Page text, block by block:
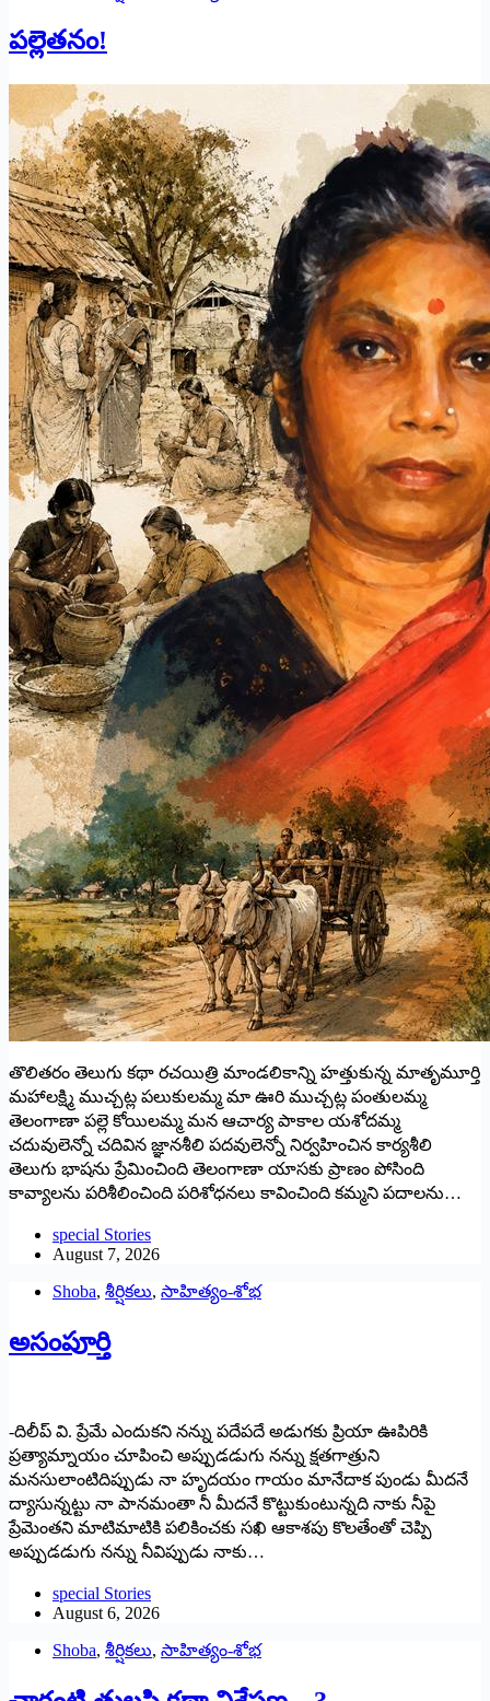
పల్లెతనం!
తొలితరం తెలుగు కథా రచయిత్రి మాండలికాన్ని హత్తుకున్న మాతృమూర్తి
మహాలక్ష్మి ముచ్చట్ల పలుకులమ్మ మా ఊరి ముచ్చట్ల పంతులమ్మ
తెలంగాణా పల్లె కోయిలమ్మ మన ఆచార్య పాకాల యశోదమ్మ
చదువులెన్నో చదివిన జ్ఞానశీలి పదవులెన్నో నిర్వహించిన కార్యశీలి
తెలుగు భాషను ప్రేమించింది తెలంగాణా యాసకు ప్రాణం పోసింది
కావ్యాలను పరిశీలించింది పరిశోధనలు కావించింది కమ్మని పదాలను…
special Stories
August 7, 2026
Shoba, శీర్షికలు, సాహిత్యం-శోభ
అసంపూర్తి
-దిలీప్ వి. ప్రేమే ఎందుకని నన్ను పదేపదే అడుగకు ప్రియా ఊపిరికి
ప్రత్యామ్నాయం చూపించి అప్పుడడుగు నన్ను క్షతగాత్రుని
మనసులాంటిదిప్పుడు నా హృదయం గాయం మానేదాక పుండు మీదనే
ద్యాసున్నట్టు నా పానమంతా నీ మీదనే కొట్టుకుంటున్నది నాకు నీపై
ప్రేమెంతని మాటిమాటికి పలికించకు సఖి ఆకాశపు కొలతేంతో చెప్పి
అప్పుడడుగు నన్ను నీవిప్పుడు నాకు…
special Stories
August 6, 2026
Shoba, శీర్షికలు, సాహిత్యం-శోభ